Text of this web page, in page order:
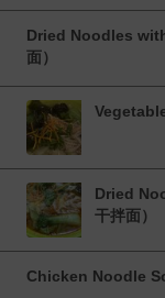
Dried Noodles
面）
Dried
干拌面）
Chicken Noodle